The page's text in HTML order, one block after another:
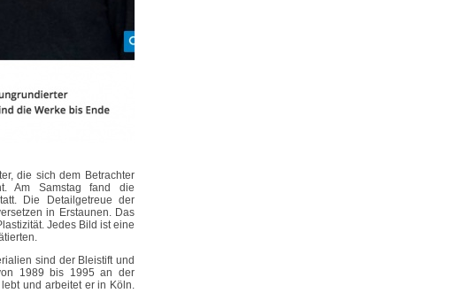
die sich dem Betrachter
Am Samstag fand die
Die Detailgetreue der
in Erstaunen. Das
Jedes Bild ist eine
sind der Bleistift und
1989 bis 1995 an der
und arbeitet er in Köln.